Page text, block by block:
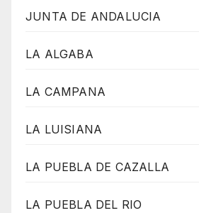
JUNTA DE ANDALUCIA
LA ALGABA
LA CAMPANA
LA LUISIANA
LA PUEBLA DE CAZALLA
LA PUEBLA DEL RIO